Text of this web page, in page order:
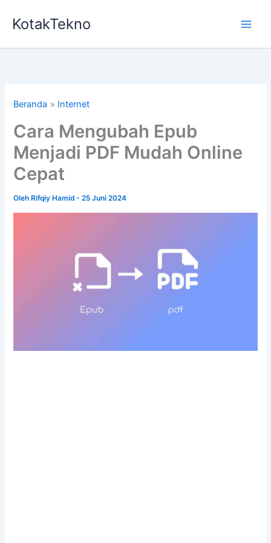
KotakTekno
Beranda Internet
Cara Mengubah Epub
Menjadi PDF Mudah Online
Cepat
Oleh Rifqiy Hamid-25 Juni 2024